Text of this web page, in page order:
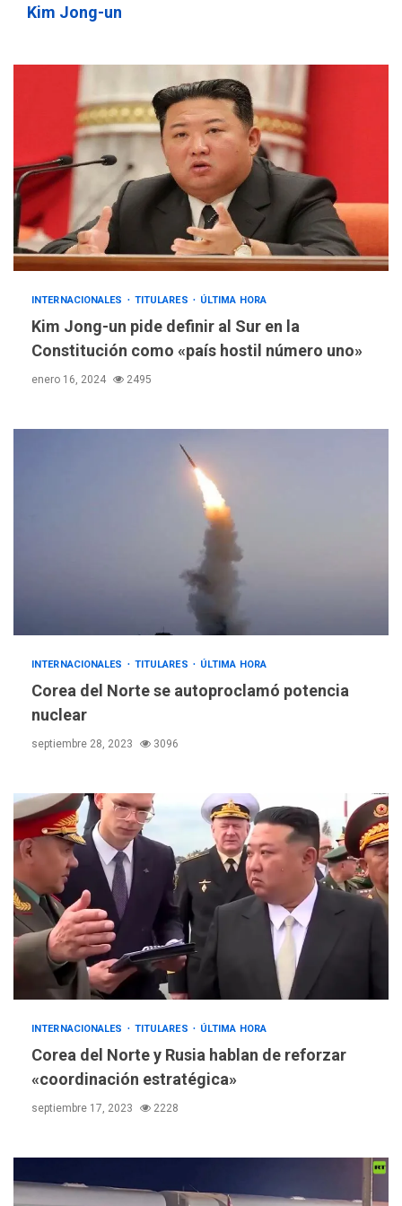
Kim Jong-un
INTERNACIONALES TITULARES ÚLTIMA HORA
Kim Jong-un pide definir al Sur en la
Constitución como «país hostil número uno»
enero 16, 2024 2495
INTERNACIONALES TITULARES ÚLTIMA HORA
Corea del Norte se autoproclamó potencia
nuclear
septiembre 28, 2023 3096
INTERNACIONALES TITULARES ÚLTIMA HORA
Corea del Norte y Rusia hablan de reforzar
«coordinación estratégica»
septiembre 17, 2023 2228